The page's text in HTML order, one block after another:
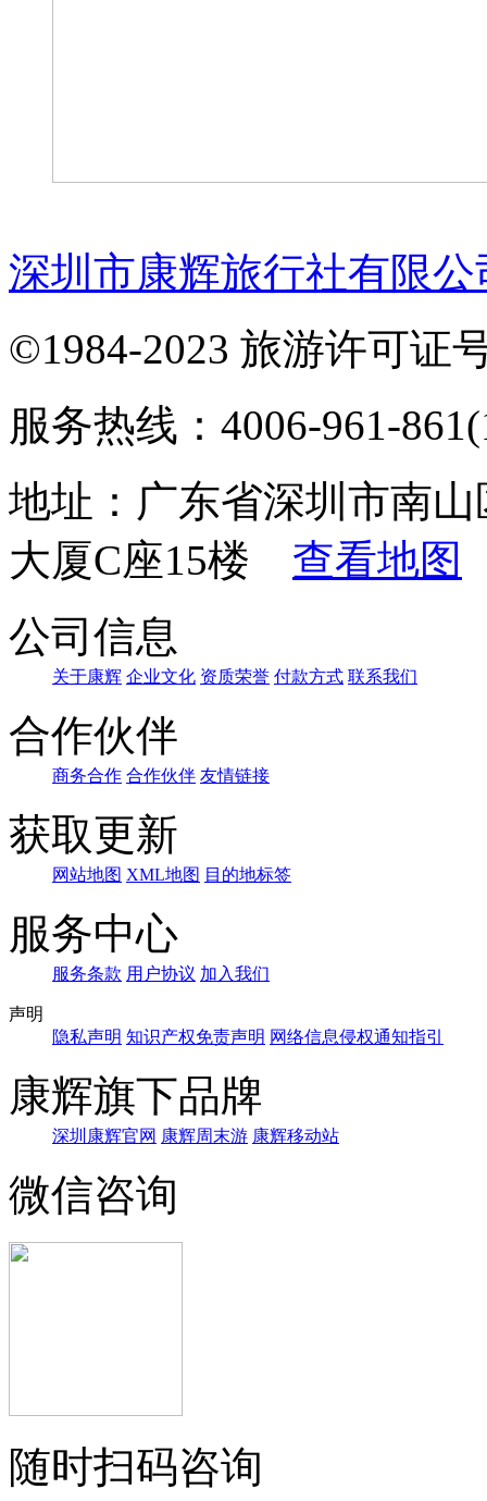
深圳市康辉旅行社有限
©1984-2023 旅游许可证
服务热线：4006-961-
地址：广东省深圳市南
大厦C座15楼 查看地图
公司信息
关于康辉 企业文化 资质荣誉 付款方式 联系我们
合作伙伴
商务合作 合作伙伴 友情链接
获取更新
网站地图 XML地图 目的地标签
服务中心
服务条款 用户协议 加入我们
声明
隐私声明 知识产权免责声明 网络信息侵权通知指引
康辉旗下品牌
深圳康辉官网 康辉周末游 康辉移动站
微信咨询
随时扫码咨询